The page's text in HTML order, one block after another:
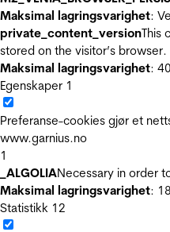
Maksimal lagringsvarighet:
private_content_versionThis
stored on the visitor’s browser.
Maksimal lagringsvarighet:
Egenskaper 1
Preferanse-cookies gjør et
www.garnius.no
1
_ALGOLIANecessary in order
Maksimal lagringsvarighet:
Statistikk 12